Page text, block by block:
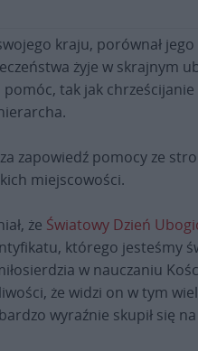
kraju, porównał
żyje w skrajnym
tak jak
zapowiedź pomocy ze
miejscowości.
że Światowy Dzień
którego jesteśmy
w nauczaniu
że widzi on w tym
wyraźnie skupił się